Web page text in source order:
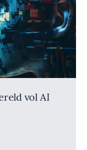
vol AI